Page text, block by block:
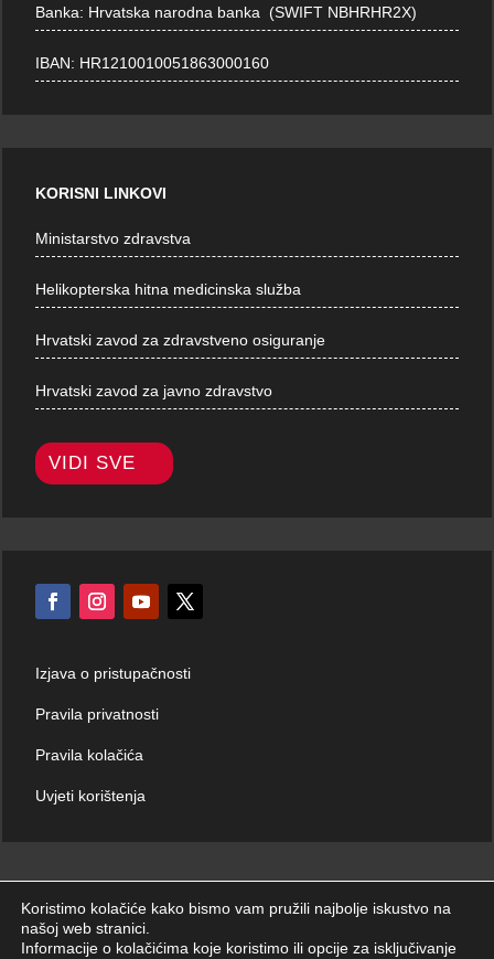
Banka: Hrvatska narodna banka (SWIFT NBHRHR2X)
IBAN: HR1210010051863000160
KORISNI LINKOVI
Ministarstvo zdravstva
Helikopterska hitna medicinska služba
Hrvatski zavod za zdravstveno osiguranje
Hrvatski zavod za javno zdravstvo
VIDI SVE
Izjava o pristupačnosti
Pravila privatnosti
Pravila kolačića
Uvjeti korištenja
© Hrvatski zavod za hitnu medicinu 2026. | Sva prava zadržana.
Koristimo kolačiće kako bismo vam pružili najbolje iskustvo na
našoj web stranici.
Informacije o kolačićima koje koristimo ili opcije za isključivanje